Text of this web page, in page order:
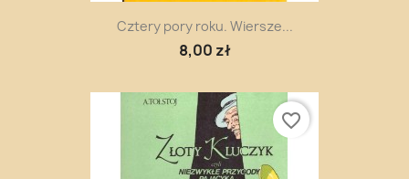
Cztery pory roku. Wiersze...
8,00 zł
favorite_border